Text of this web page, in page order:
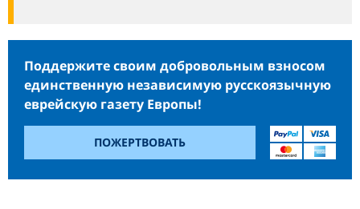
Поддержите своим добровольным взносом
единственную независимую русскоязычную
еврейскую газету Европы!
ПОЖЕРТВОВАТЬ